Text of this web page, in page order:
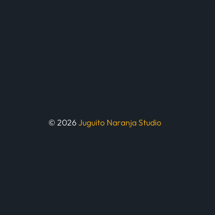
© 2026Juguito Naranja Studio